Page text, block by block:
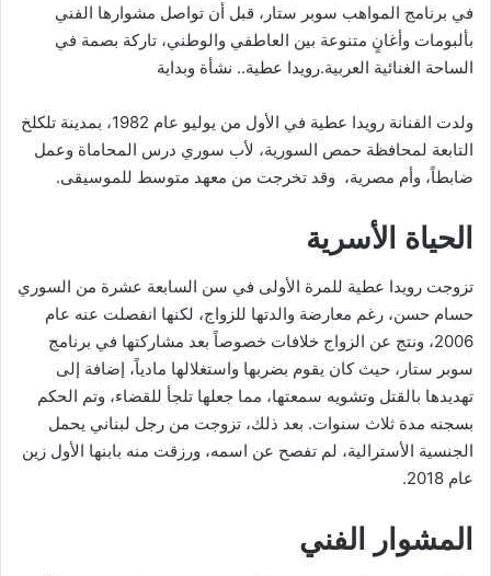
في برنامج المواهب سوبر ستار، قبل أن تواصل مشوارها الفني
بألبومات وأغانٍ متنوعة بين العاطفي والوطني، تاركة بصمة في
الساحة الغنائية العربية.رويدا عطية.. نشأة وبداية
ولدت الفنانة رويدا عطية في الأول من يوليو عام 1982، بمدينة تلكلخ
التابعة لمحافظة حمص السورية، لأب سوري درس المحاماة وعمل
ضابطاً، وأم مصرية، وقد تخرجت من معهد متوسط للموسيقى.
الحياة الأسرية
تزوجت رويدا عطية للمرة الأولى في سن السابعة عشرة من السوري
حسام حسن، رغم معارضة والدتها للزواج، لكنها انفصلت عنه عام
2006، ونتج عن الزواج خلافات خصوصاً بعد مشاركتها في برنامج
سوبر ستار، حيث كان يقوم بضربها واستغلالها مادياً، إضافة إلى
تهديدها بالقتل وتشويه سمعتها، مما جعلها تلجأ للقضاء، وتم الحكم
بسجنه مدة ثلاث سنوات. بعد ذلك، تزوجت من رجل لبناني يحمل
الجنسية الأسترالية، لم تفصح عن اسمه، ورزقت منه بابنها الأول زين
عام 2018.
المشوار الفني